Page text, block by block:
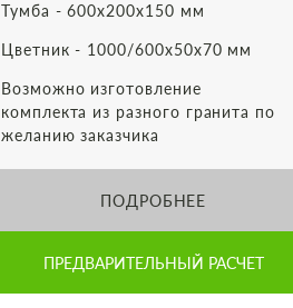
Тумба - 600х200х150 мм
Цветник - 1000/600х50х70 мм
Возможно изготовление
комплекта из разного гранита по
желанию заказчика
ПОДРОБНЕЕ
ПРЕДВАРИТЕЛЬНЫЙ РАСЧЕТ